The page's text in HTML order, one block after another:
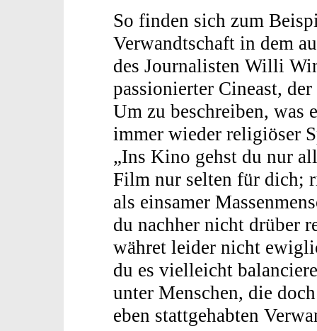
So finden sich zum
Verwandtschaft in dem
des Journalisten Willi
passionierter Cineast,
Um zu beschreiben, was
immer wieder religiöser
„Ins Kino gehst du nur
Film nur selten für dich;
als einsamer
du nachher nicht drüber
währet leider nicht
du es vielleicht
unter Menschen, die
eben stattgehabten